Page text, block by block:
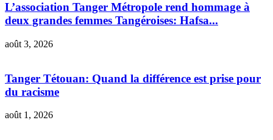
L’association Tanger Métropole rend hommage à
deux grandes femmes Tangéroises: Hafsa...
août 3, 2026
Tanger Tétouan: Quand la différence est prise pour
du racisme
août 1, 2026